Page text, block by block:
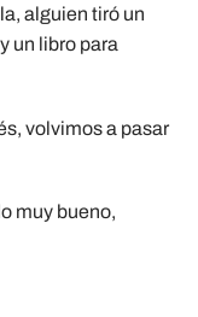
alguien tiró un
un libro para
volvimos a pasar
muy bueno,